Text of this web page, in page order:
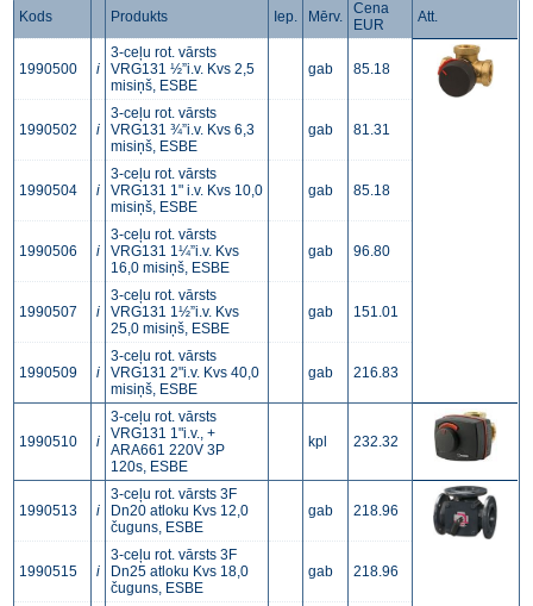
Kods Produkts Iep. Mērv.
Cena
EUR
Att.
1990500 i
3-ceļu rot. vārsts
VRG131 ½”i.v. Kvs 2,5
misiņš, ESBE
gab 85.18
1990502 i
3-ceļu rot. vārsts
VRG131 ¾”i.v. Kvs 6,3
misiņš, ESBE
gab 81.31
1990504 i
3-ceļu rot. vārsts
VRG131 1" i.v. Kvs 10,0
misiņš, ESBE
gab 85.18
1990506 i
3-ceļu rot. vārsts
VRG131 1¼”i.v. Kvs
16,0 misiņš, ESBE
gab 96.80
1990507 i
3-ceļu rot. vārsts
VRG131 1½”i.v. Kvs
25,0 misiņš, ESBE
gab 151.01
1990509 i
3-ceļu rot. vārsts
VRG131 2"i.v. Kvs 40,0
misiņš, ESBE
gab 216.83
1990510 i
3-ceļu rot. vārsts
VRG131 1"i.v., +
ARA661 220V 3P
120s, ESBE
kpl 232.32
1990513 i
3-ceļu rot. vārsts 3F
Dn20 atloku Kvs 12,0
čuguns, ESBE
gab 218.96
1990515 i
3-ceļu rot. vārsts 3F
Dn25 atloku Kvs 18,0
čuguns, ESBE
gab 218.96